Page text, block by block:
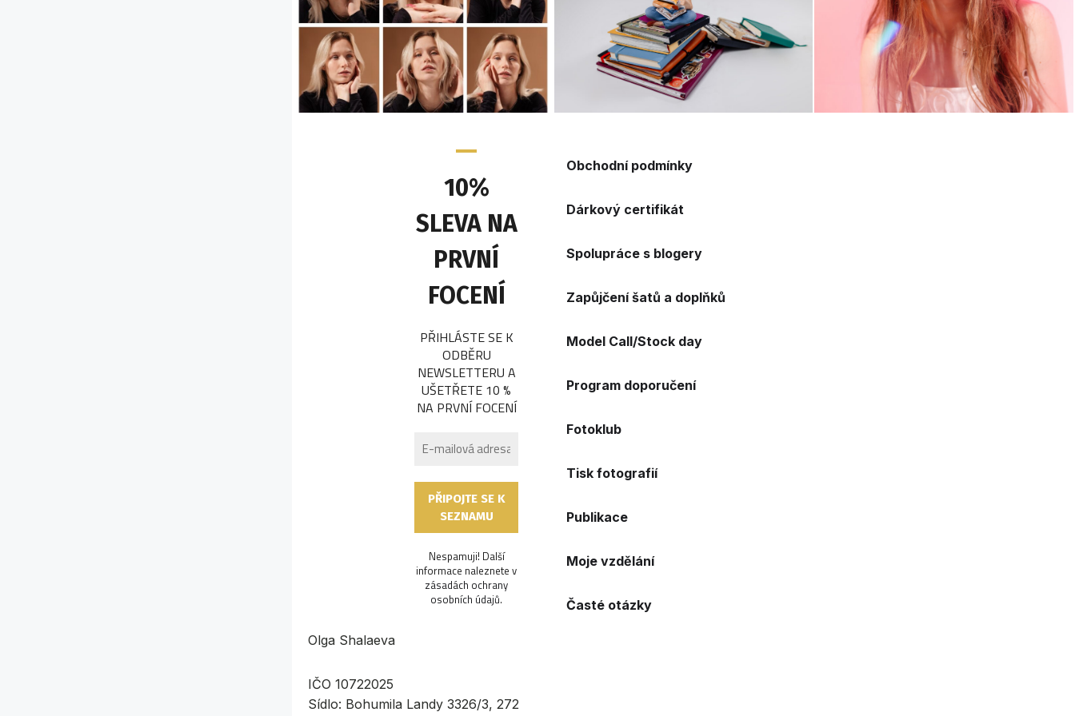
ŽENSKÝ PORTRÉT – VICTORIA
KREATIVNÍ ENERGIE V
ATELIÉRU: NOVÉ PORTRÉTY
PRO SATURDAY SKETCH
10%
SLEVA NA
PRVNÍ
FOCENÍ
PŘIHLÁSTE SE K
ODBĚRU
NEWSLETTERU A
UŠETŘETE 10 %
NA PRVNÍ FOCENÍ
Nespamuji! Další
informace naleznete v
zásadách ochrany
osobních údajů.
Olga Shalaeva
IČO 10722025
Sídlo: Bohumila Landy 3326/3, 272
Obchodní podmínky
Dárkový certifikát
Spolupráce s blogery
Zapůjčení šatů a doplňků
Model Call/Stock day
Program doporučení
Fotoklub
Tisk fotografií
Publikace
Moje vzdělání
Časté otázky